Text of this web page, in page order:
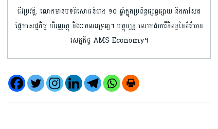
ជីវប្រវត្តិ: លោកមានបទពិសោធន៍ជាង ១០ ឆ្នាំក្នុងប្រព័ន្ធផ្សព្វផ្សាយ និងកាសែត
ផ្នែកសេដ្ឋកិច្ច ហិរញ្ញវត្ថុ និងអចលនទ្រព្យ។ បច្ចុប្បន្ន លោកជាការីនិពន្ធនៃព័ត៌មាន
សេដ្ឋកិច្ច AMS Economy។